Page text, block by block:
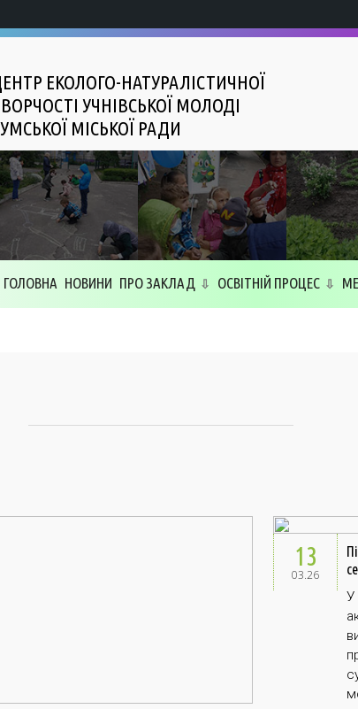
ЕКОЛОГО-НАТУРАЛІСТИЧНОЇ
УЧНІВСЬКОЇ МОЛОДІ
МІСЬКОЇ РАДИ
ГОЛОВНА НОВИНИ ПРО ЗАКЛАД ОСВІТНІЙ ПРОЦЕС
13
03.26
У